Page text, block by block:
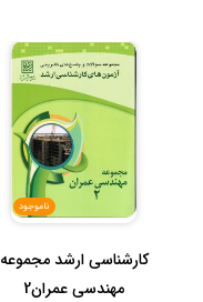
ناموجود
کارشناسی ارشد مجموعه
مهندسی عمران2